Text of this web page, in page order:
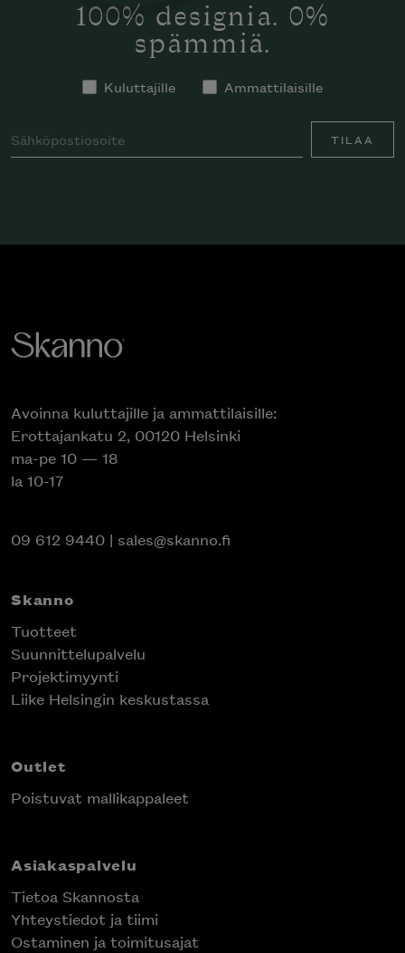
100% designia. 0%
spämmiä.
Kuluttajille Ammattilaisille
TILAA
Avoinna kuluttajille ja ammattilaisille:
Erottajankatu 2, 00120 Helsinki
ma-pe 10 — 18
la 10-17
09 612 9440 | sales@skanno.fi
Skanno
Tuotteet
Suunnittelupalvelu
Projektimyynti
Liike Helsingin keskustassa
Outlet
Poistuvat mallikappaleet
Asiakaspalvelu
Tietoa Skannosta
Yhteystiedot ja tiimi
Ostaminen ja toimitusajat